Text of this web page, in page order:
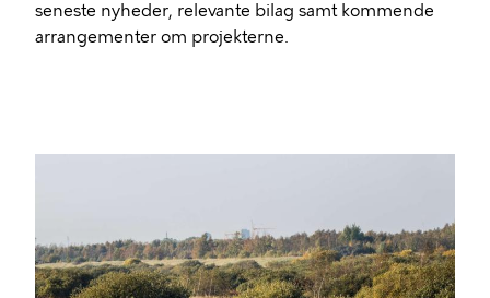
seneste nyheder, relevante bilag samt kommende
arrangementer om projekterne.